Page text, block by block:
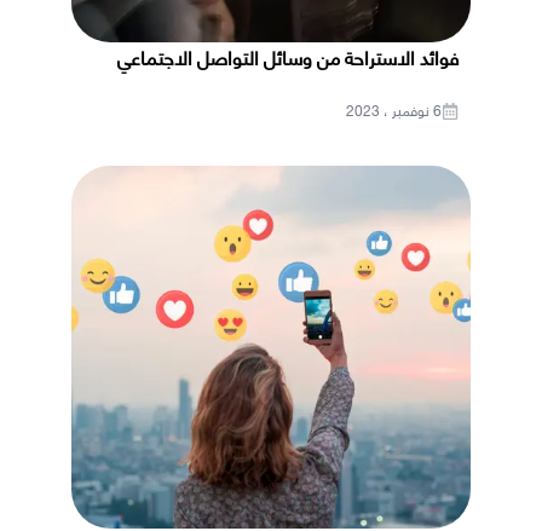
فوائد الاستراحة من وسائل التواصل الاجتماعي
6 نوفمبر ، 2023